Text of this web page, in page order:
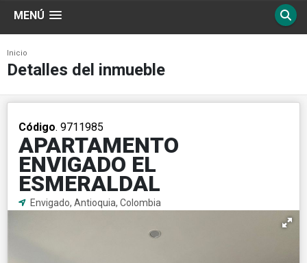
MENÚ
Inicio
Detalles del inmueble
Código. 9711985
APARTAMENTO
ENVIGADO EL
ESMERALDAL
Envigado, Antioquia, Colombia